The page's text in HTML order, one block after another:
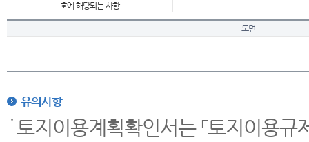
호에 해당되는 사항
도면
유의사항
토지이용계획확인서는 「토지이용